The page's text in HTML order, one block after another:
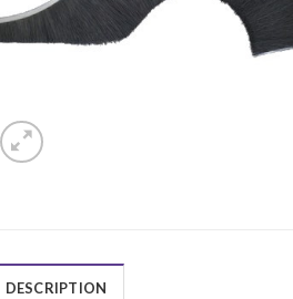
DESCRIPTION